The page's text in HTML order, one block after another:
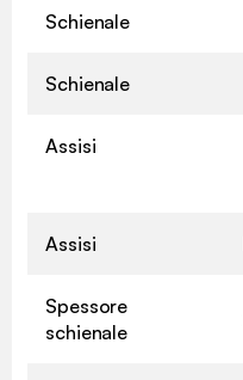
Schienale
Schienale
Assisi
Assisi
Spessore
schienale